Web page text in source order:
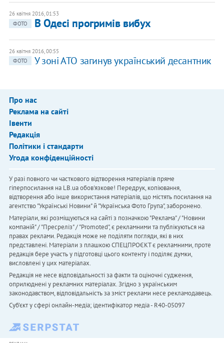
26 квітня 2016, 01:53
ФОТО
В Одесі прогримів вибух
26 квітня 2016, 00:55
ФОТО
У зоні АТО загинув український десантник
Про нас
Реклама на сайті
Івенти
Редакція
Політики і стандарти
Угода конфіденційності
У разі повного чи часткового відтворення матеріалів пряме
гіперпосилання на LB.ua обов'язкове! Передрук, копіювання,
відтворення або інше використання матеріалів, що містять посилання на
агентство "Українськi Новини" й "Українська Фото Група", заборонено.
Матеріали, які розміщуються на сайті з позначкою "Реклама" / "Новини
компаній" / "Пресреліз" / "Promoted", є рекламними та публікуються на
правах реклами. Редакція може не поділяти погляди, які в них
представлені. Матеріали з плашкою СПЕЦПРОЄКТ є рекламними, проте
редакція бере участь у підготовці цього контенту і поділяє думки,
висловлені у цих матеріалах.
Редакція не несе відповідальності за факти та оціночні судження,
оприлюднені у рекламних матеріалах. Згідно з українським
законодавством, відповідальність за зміст реклами несе рекламодавець.
Cуб'єкт у сфері онлайн-медіа; ідентифікатор медіа - R40-05097